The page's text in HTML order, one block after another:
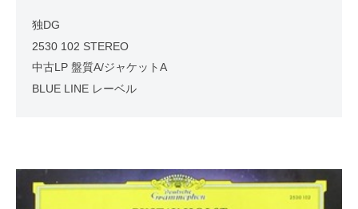
独DG
2530 102 STEREO
中古LP 盤質A/ジャケットA
BLUE LINE レーベル